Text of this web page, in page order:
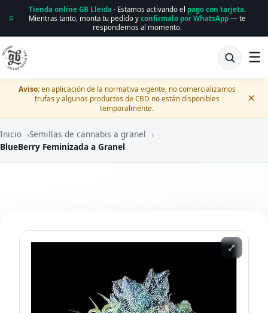
🛒
Tienda online GB Lleida · Estamos activando el pago con tarjeta.
Mientras tanto, monta tu pedido y confírmalo por WhatsApp— te
respondemos al momento.
☰
Aviso:en aplicación de la normativa vigente, no comercializamos
trufas y algunos productos de CBD no están disponibles
temporalmente.
×
Inicio ›Semillas de cannabis a granel ›
BlueBerry Feminizada a Granel
⤢